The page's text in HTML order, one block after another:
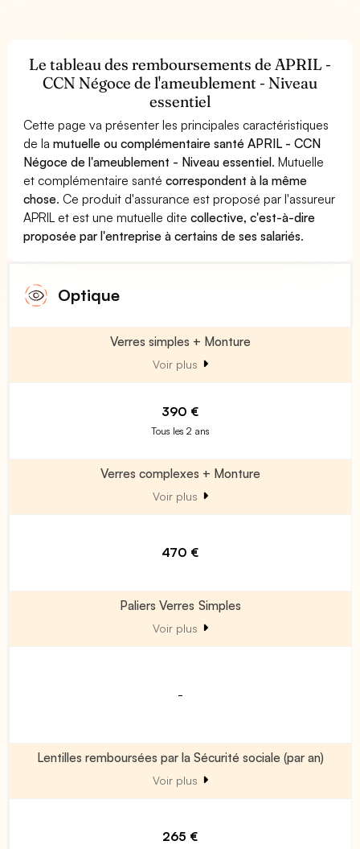
Le tableau des remboursements de APRIL -
CCN Négoce de l'ameublement - Niveau
essentiel
Cette page va présenter les principales caractéristiques
de lamutuelle ou complémentaire santé APRIL - CCN
Négoce de l'ameublement - Niveau essentiel. Mutuelle
et complémentaire santécorrespondent à la même
chose. Ce produit d'assurance est proposé par l'assureur
APRIL et est une mutuelle ditecollective, c'est-à-dire
proposée par l'entreprise à certains de ses salariés.
Optique
Verres simples + Monture
Voir plus
390 €
Tous les 2 ans
Verres complexes + Monture
Voir plus
470 €
Paliers Verres Simples
Voir plus
-
Lentilles remboursées par la Sécurité sociale (par an)
Voir plus
265 €